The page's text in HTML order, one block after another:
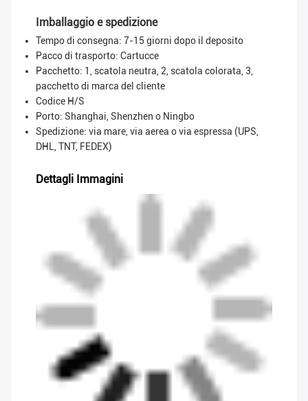
Imballaggio e spedizione
Tempo di consegna: 7-15 giorni dopo il deposito
Pacco di trasporto: Cartucce
Pacchetto: 1, scatola neutra, 2, scatola colorata, 3,
pacchetto di marca del cliente
Codice H/S
Porto: Shanghai, Shenzhen o Ningbo
Spedizione: via mare, via aerea o via espressa (UPS,
DHL, TNT, FEDEX)
Dettagli Immagini